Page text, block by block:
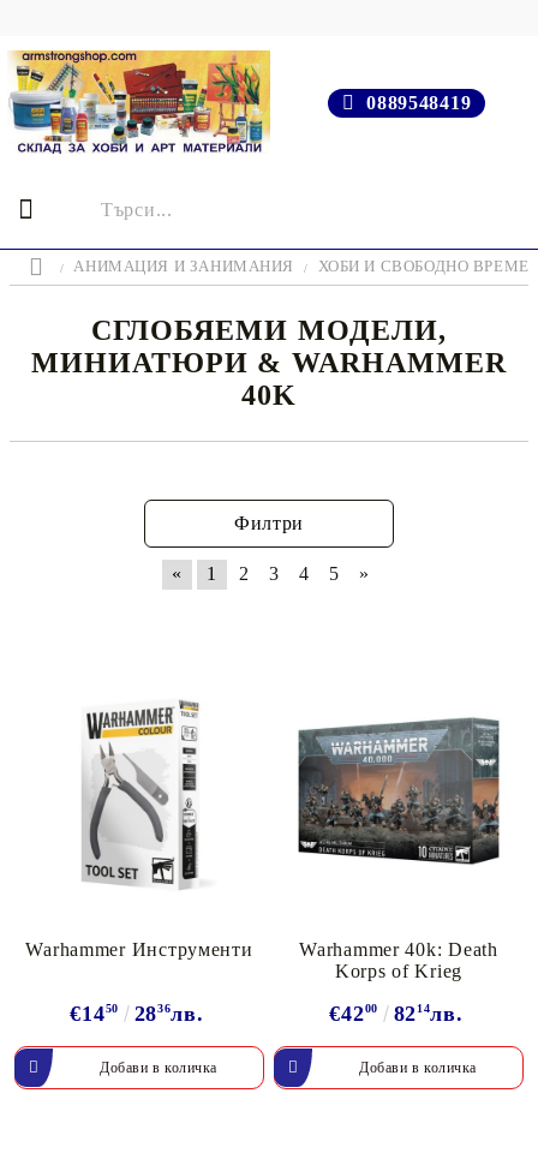
0889548419
АНИМАЦИЯ И ЗАНИМАНИЯ ХОБИ И СВОБОДНО ВРЕМЕ
СГЛОБЯЕМИ МОДЕЛИ,
МИНИАТЮРИ & WARHAMMER
40K
Филтри
« 1 2 3 4 5 »
Warhammer Инструменти
€1450 2836лв.
Warhammer 40k: Death
Korps of Krieg
€4200 8214лв.